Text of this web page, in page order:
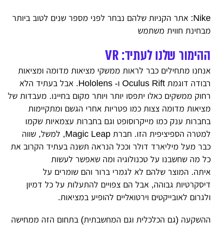
Nike: אתר הקניות שלהם נבחר לפני מספר שנים לטוב ביותר
מבחינת חווית משתמש
ההימור שלנו לעתיד: VR
אנחנו מתחילים כבר לראות ממשקי מציאות מדומה ומציאות
רבודה דוגמת Oculus Rift ו- Hololens. אבל בעתיד הלא
רחוק ממשקים כאלו יתפסו יותר ויותר מקום בחיינו. מעבדות של
מציאות מדומה צצות כמו פטריות אחרי הגשם ומתקיימות
בחברות ענק כמו מייקרוסופט וגם בחברות עצמאיות שקמו
למטרה הספיציפית הזו. חברת Magic Leap, למשל, שווה
כבר מעל מיליארד דולר וככל הנראה תשנה בעתיד הקרוב את
כל מה שחשבנו על טכנולוגיה ומה שאפשר לעשות
איתה. המוצר שלהם לא לגמרי ברור והם שומרים על
דיסקרטיות גבוהה, אבל הם צפויים להתעלות על כל דמיון
ולגרום לאובייקטים וירטואליים להופיע במציאות.
ההשקעה (גם הכלכלית וגם המחשבתית) בתחום הזה ממחישה